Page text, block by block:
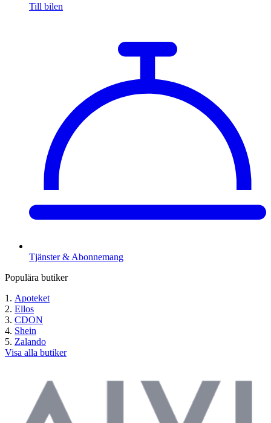
Till bilen
Tjänster & Abonnemang
Populära butiker
Apoteket
Ellos
CDON
Shein
Zalando
Visa alla butiker